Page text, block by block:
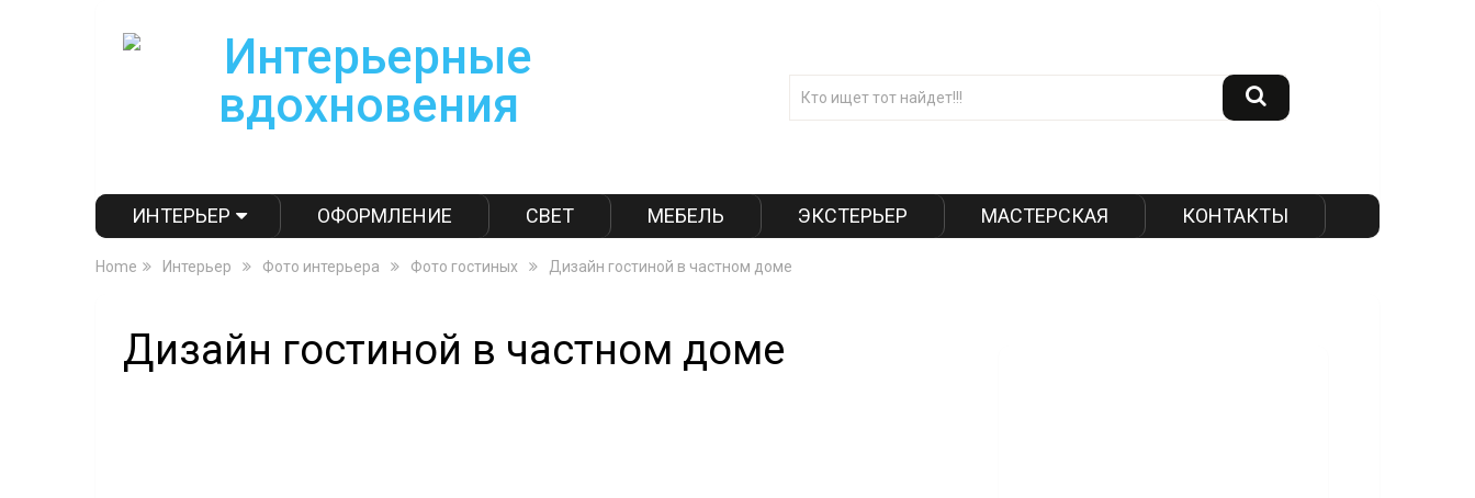
ИНТЕРЬЕР ОФОРМЛЕНИЕ СВЕТ МЕБЕЛЬ ЭКСТЕРЬЕР МАСТЕРСКАЯ КОНТАКТЫ
Home Интерьер Фото интерьера Фото гостиных Дизайн гостиной в частном доме
Дизайн гостиной в частном доме